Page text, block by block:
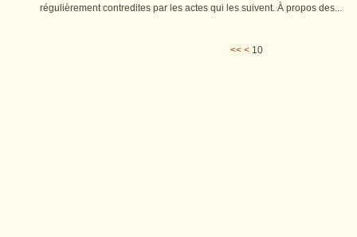
régulièrement contredites par les actes qui les suivent. À propos des...
<< < 10